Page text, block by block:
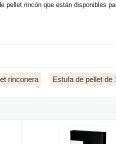
rincón que están disponibles
rinconera Estufa de pellet de